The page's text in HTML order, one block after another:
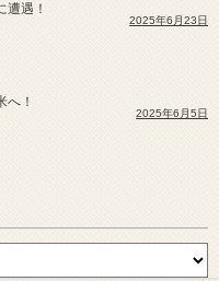
遭遇！
2025年6月23日
へ！
2025年6月5日